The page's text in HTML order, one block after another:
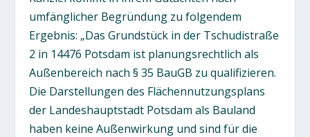
umfänglicher Begründung zu folgendem
Ergebnis: „Das Grundstück in der Tschudistraße
2 in 14476 Potsdam ist planungsrechtlich als
Außenbereich nach § 35 BauGB zu qualifizieren.
Die Darstellungen des Flächennutzungsplans
der Landeshauptstadt Potsdam als Bauland
haben keine Außenwirkung und sind für die